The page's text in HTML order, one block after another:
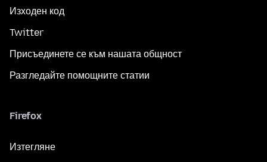
Изходен код
Twitter
Присъединете се към нашата общност
Разгледайте помощните статии
Firefox
Изтегляне